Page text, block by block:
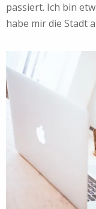
passiert. Ich bin
habe mir die Stadt